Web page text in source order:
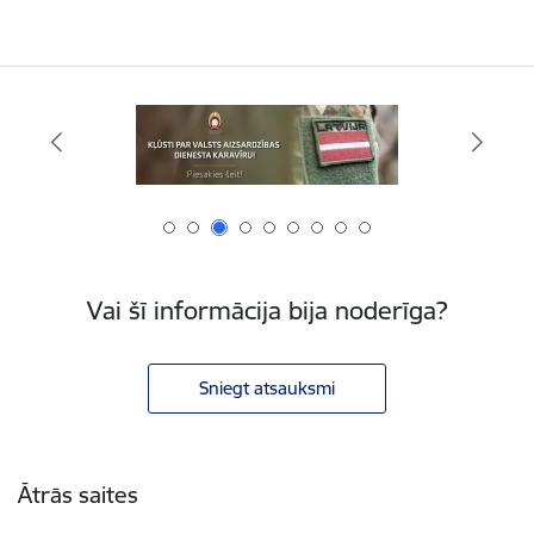
Vai šī informācija bija noderīga?
Sniegt atsauksmi
Ātrās saites